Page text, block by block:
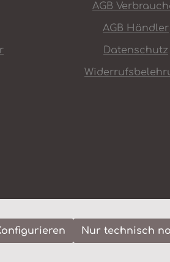
AGB
AGB Händler
Datenschutz
Nur technisch